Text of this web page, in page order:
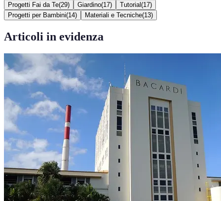
Progetti Fai da Te(29) Giardino(17) Tutorial (17)
Progetti per Bambini(14) Materiali e Tecniche(13)
Articoli in evidenza